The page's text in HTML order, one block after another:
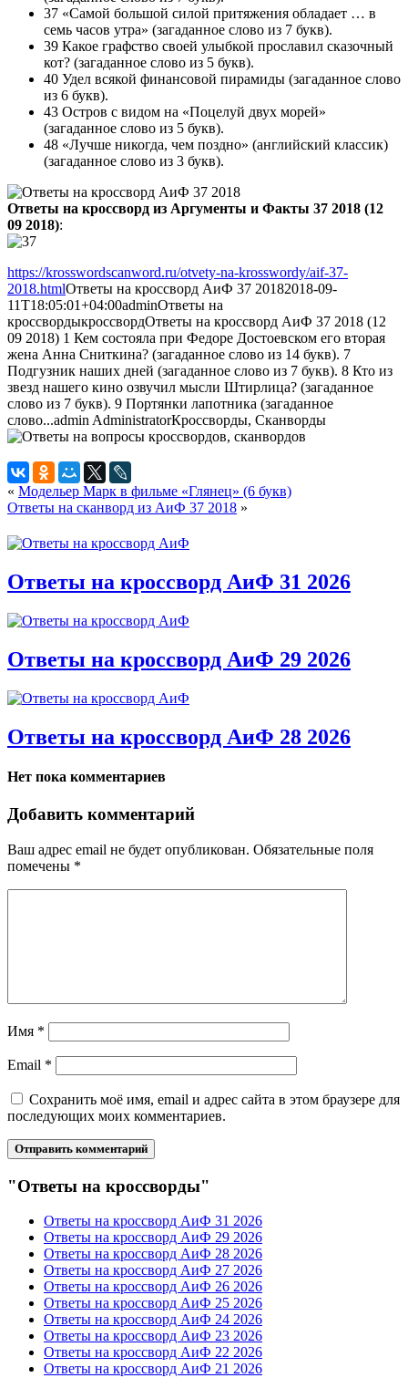
37 «Самой большой силой притяжения обладает … в
семь часов утра» (загаданное слово из 7 букв).
39 Какое графство своей улыбкой прославил сказочный
кот? (загаданное слово из 5 букв).
40 Удел всякой финансовой пирамиды (загаданное слово
из 6 букв).
43 Остров с видом на «Поцелуй двух морей»
(загаданное слово из 5 букв).
48 «Лучше никогда, чем поздно» (английский классик)
(загаданное слово из 3 букв).
Ответы на кроссворд из Аргументы и Факты 37 2018 (12
09 2018):
https://krosswordscanword.ru/otvety-na-krosswordy/aif-37-
2018.htmlОтветы на кроссворд АиФ 37 20182018-09-
11T18:05:01+04:00adminОтветы на
кроссвордыкроссвордОтветы на кроссворд АиФ 37 2018 (12
09 2018) 1 Кем состояла при Федоре Достоевском его вторая
жена Анна Сниткина? (загаданное слово из 14 букв). 7
Подгузник наших дней (загаданное слово из 7 букв). 8 Кто из
звезд нашего кино озвучил мысли Штирлица? (загаданное
слово из 7 букв). 9 Портянки лапотника (загаданное
слово...admin AdministratorКроссворды, Сканворды
« Модельер Марк в фильме «Глянец» (6 букв)
Ответы на сканворд из АиФ 37 2018 »
Ответы на кроссворд АиФ 31 2026
Ответы на кроссворд АиФ 29 2026
Ответы на кроссворд АиФ 28 2026
Нет пока комментариев
Добавить комментарий
Ваш адрес email не будет опубликован. Обязательные поля
помечены *
Имя *
Email *
Сохранить моё имя, email и адрес сайта в этом браузере для
последующих моих комментариев.
"Ответы на кроссворды"
Ответы на кроссворд АиФ 31 2026
Ответы на кроссворд АиФ 29 2026
Ответы на кроссворд АиФ 28 2026
Ответы на кроссворд АиФ 27 2026
Ответы на кроссворд АиФ 26 2026
Ответы на кроссворд АиФ 25 2026
Ответы на кроссворд АиФ 24 2026
Ответы на кроссворд АиФ 23 2026
Ответы на кроссворд АиФ 22 2026
Ответы на кроссворд АиФ 21 2026